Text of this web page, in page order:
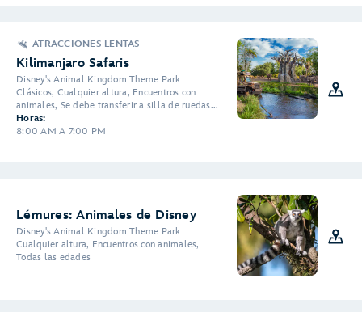
ATRACCIONES LENTAS
Kilimanjaro Safaris
Disney's Animal Kingdom Theme Park
Clásicos, Cualquier altura, Encuentros con
animales, Se debe transferir a silla de ruedas...
Horas:
8:00 AM A 7:00 PM
Lémures: Animales de Disney
Disney's Animal Kingdom Theme Park
Cualquier altura, Encuentros con animales,
Todas las edades